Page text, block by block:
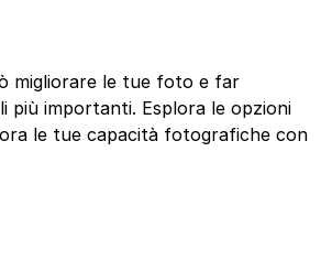
migliorare le tue foto e far
più importanti. Esplora le opzioni
le tue capacità fotografiche con